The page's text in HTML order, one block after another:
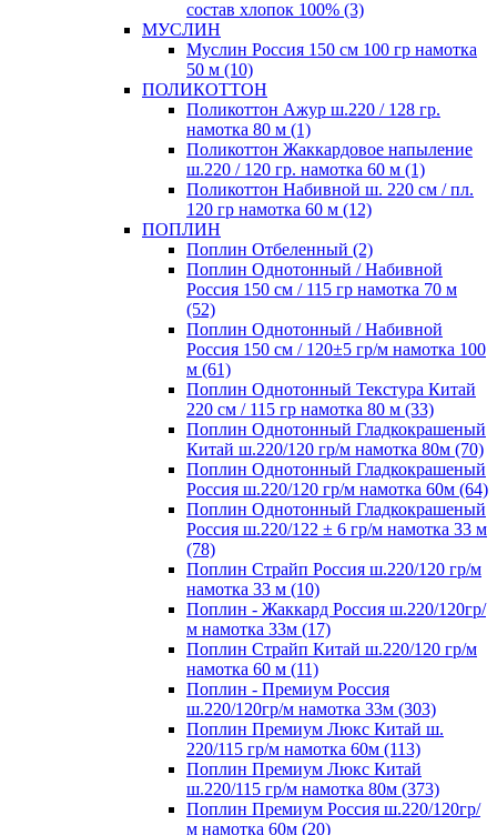
состав хлопок 100% (3)
МУСЛИН
Муслин Россия 150 см 100 гр намотка
50 м (10)
ПОЛИКОТТОН
Поликоттон Ажур ш.220 / 128 гр.
намотка 80 м (1)
Поликоттон Жаккардовое напыление
ш.220 / 120 гр. намотка 60 м (1)
Поликоттон Набивной ш. 220 см / пл.
120 гр намотка 60 м (12)
ПОПЛИН
Поплин Отбеленный (2)
Поплин Однотонный / Набивной
Россия 150 см / 115 гр намотка 70 м
(52)
Поплин Однотонный / Набивной
Россия 150 см / 120±5 гр/м намотка 100
м (61)
Поплин Однотонный Текстура Китай
220 см / 115 гр намотка 80 м (33)
Поплин Однотонный Гладкокрашеный
Китай ш.220/120 гр/м намотка 80м (70)
Поплин Однотонный Гладкокрашеный
Россия ш.220/120 гр/м намотка 60м (64)
Поплин Однотонный Гладкокрашеный
Россия ш.220/122 ± 6 гр/м намотка 33 м
(78)
Поплин Страйп Россия ш.220/120 гр/м
намотка 33 м (10)
Поплин - Жаккард Россия ш.220/120гр/
м намотка 33м (17)
Поплин Страйп Китай ш.220/120 гр/м
намотка 60 м (11)
Поплин - Премиум Россия
ш.220/120гр/м намотка 33м (303)
Поплин Премиум Люкс Китай ш.
220/115 гр/м намотка 60м (113)
Поплин Премиум Люкс Китай
ш.220/115 гр/м намотка 80м (373)
Поплин Премиум Россия ш.220/120гр/
м намотка 60м (20)